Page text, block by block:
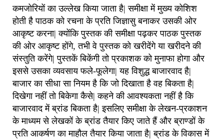
कमजोरियों का उल्लेख किया जाता है| समीक्षा में मुख्य कोशिश
होती है पाठक को रचना के प्रति जिज्ञासु बनाकर उसकी ओर
आकृष्ट करना| क्योंकि पुस्तक की समीक्षा पढ़कर पाठक पुस्तक
की ओर आकृष्ट होंगे, तभी वे पुस्तक को खरीदेंगे या खरीदने की
संस्तुति करेंगे| पुस्तकें बिकेंगी तो प्रकाशक को मुनाफा होगा और
इससे उसका व्यवसाय फले-फूलेगा| यह विशुद्ध बाजारवाद है|
बाजार का सीधा सा नियम है कि जो दिखाता है वह बिकता है|
दिखेगा नहीं तो बिकेगा कैसे| कहने की आवश्यकता नहीं है कि
बाजारवाद में ब्रांड बिकता है| इसलिए समीक्षा के लेखन-प्रकाशन
के माध्यम से लेखकों के ब्रांड तैयार किए जाते हैं और ब्राण्डों के
प्रति आकर्षण का माहौल तैयार किया जाता है| ब्रांड के विकास में